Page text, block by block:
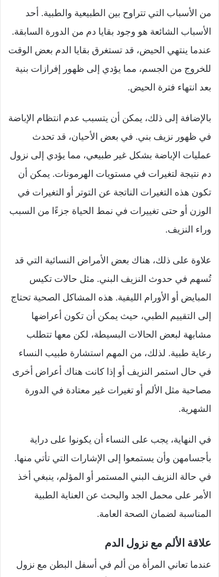
من الأسباب التي تتراوح بين الطبيعية والطبية. أحد
الأسباب الشائعة هو وجود بقايا دم من الدورة السابقة.
عندما ينتهي الحيض، قد تستغرق بقايا الدم بعض الوقت
للخروج من الجسم، مما يؤدي إلى ظهور إفرازات بنية
بعد انتهاء فترة الحيض.
بالإضافة إلى ذلك، يمكن أن يتسبب عدم انتظام الإباضة
في ظهور نزيف بني. في بعض الأحيان، قد تحدث
عمليات الإباضة بشكل غير طبيعي، مما يؤدي إلى نزول
دم نتيجة لتغيرات في مستويات الهرمونات. يمكن أن
تكون هذه التغيرات الناتجة عن التوتر أو التغيرات في
الوزن أو حتى تغييرات في نمط الحياة جزءًا من السبب
وراء النزيف.
علاوة على ذلك، هناك بعض الأمراض النسائية التي قد
تُسهم في حدوث النزيف البني. مثل حالات تكيس
المبايض أو الأورام الليفية. هذه المشاكل الصحية تحتاج
إلى التقييم الطبي، حيث يمكن أن تكون أعراضها
مشابهة لبعض الحالات البسيطة، لكن معها تتطلب
رعاية طبية. لذلك، من المهم استشارة طبيب النساء
في حال استمر النزيف أو إذا كانت هناك أعراض أخرى
مصاحبة مثل الألم أو تغيرات غير معتادة في الدورة
الشهرية.
في النهاية، يجب على النساء أن يكونوا على دراية
بأجسامهن وأن يستمعوا إلى الإشارات التي تأتي منها.
في حالة النزيف البني المستمر أو المؤلم، ينبغي أخذ
الأمر على محمل الجد والبحث عن العناية الطبية
المناسبة لضمان الصحة العامة.
علاقة الألم مع نزول الدم
عندما تعاني المرأة من ألم في أسفل البطن مع نزول